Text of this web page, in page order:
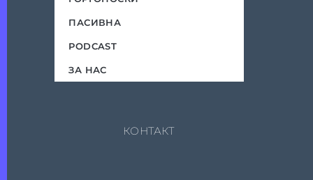
ПАСИВНА
PODCAST
ЗА НАС
КОНТАКТ